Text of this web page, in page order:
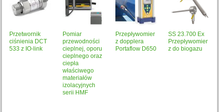
Przetwornik
ciśnienia DCT
533 z IO-link
Pomiar
przewodności
cieplnej, oporu
cieplnego oraz
ciepła
właściwego
materiałów
izolacyjnych
serii HMF
Przepływomier
z dopplera
Portaflow D650
SS 23.700 Ex
Przepływomier
z do biogazu